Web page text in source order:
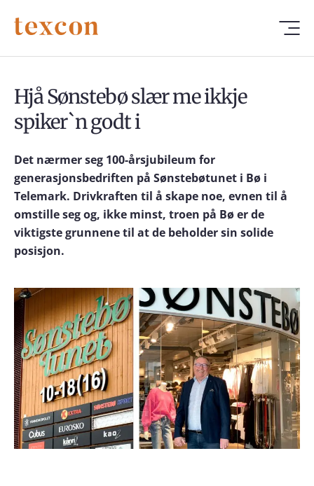
Hjå Sønstebø slær me ikkje
spiker`n godt i
Det nærmer seg 100-årsjubileum for
generasjonsbedriften på Sønstebøtunet i Bø i
Telemark. Drivkraften til å skape noe, evnen til å
omstille seg og, ikke minst, troen på Bø er de
viktigste grunnene til at de beholder sin solide
posisjon.